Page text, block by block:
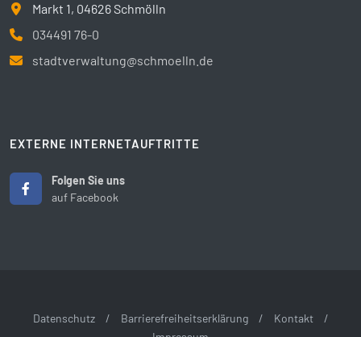
Markt 1, 04626 Schmölln
034491 76-0
stadtverwaltung@schmoelln.de
EXTERNE INTERNETAUFTRITTE
Folgen Sie uns
auf Facebook
Datenschutz / Barrierefreiheitserklärung / Kontakt
/